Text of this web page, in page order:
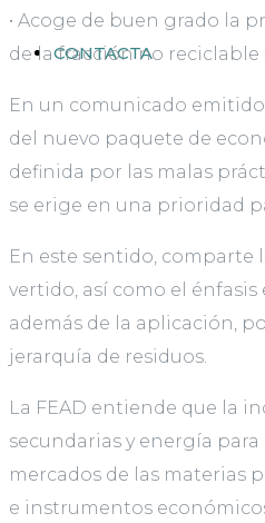
CONTACTA
• Acoge de buen grado la
de la fracción no
En un comunicado emitido
del nuevo paquete de
definida por las malas
se erige en una prioridad
En este sentido, comparte
vertido, así como el
además de la aplicación,
jerarquía de residuos.
La FEAD entiende que la
secundarias y energía
mercados de las materias
e instrumentos